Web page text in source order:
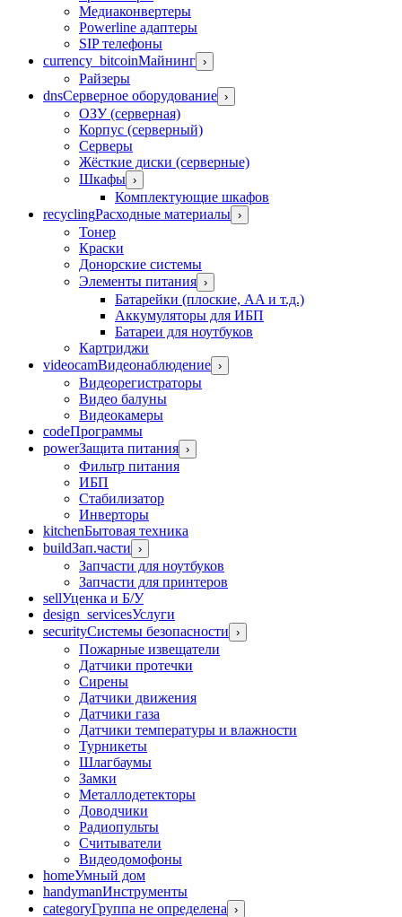
Медиаконвертеры
Powerline адаптеры
SIP телефоны
currency_bitcoinМайнинг ›
Райзеры
dnsСерверное оборудование ›
ОЗУ (серверная)
Корпус (серверный)
Серверы
Жёсткие диски (серверные)
Шкафы ›
Комплектующие шкафов
recyclingРасходные материалы ›
Тонер
Краски
Донорские системы
Элементы питания ›
Батарейки (плоские, AA и т.д.)
Аккумуляторы для ИБП
Батареи для ноутбуков
Картриджи
videocamВидеонаблюдение ›
Видеорегистраторы
Видео балуны
Видеокамеры
codeПрограммы
powerЗащита питания ›
Фильтр питания
ИБП
Стабилизатор
Инверторы
kitchenБытовая техника
buildЗап.части ›
Запчасти для ноутбуков
Запчасти для принтеров
sellУценка и Б/У
design_servicesУслуги
securityСистемы безопасности ›
Пожарные извещатели
Датчики протечки
Сирены
Датчики движения
Датчики газа
Датчики температуры и влажности
Турникеты
Шлагбаумы
Замки
Металлодетекторы
Доводчики
Радиопульты
Считыватели
Видеодомофоны
homeУмный дом
handymanИнструменты
categoryГруппа не определена ›